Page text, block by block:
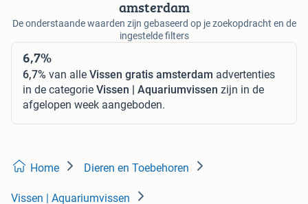
amsterdam
De onderstaande waarden zijn gebaseerd op je zoekopdracht en de
ingestelde filters
6,7%
6,7% van alle Vissen gratis amsterdam advertenties
in de categorie Vissen | Aquariumvissen zijn in de
afgelopen week aangeboden.
Home Dieren en Toebehoren
Vissen | Aquariumvissen